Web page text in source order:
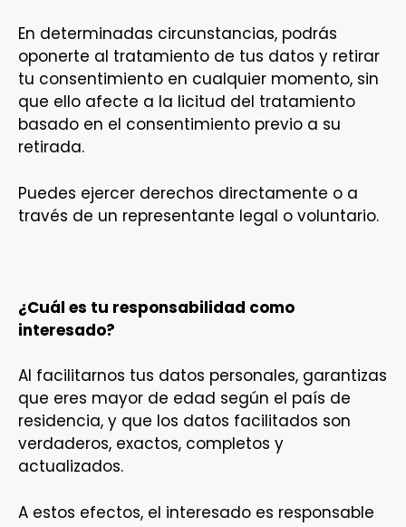
En determinadas circunstancias, podrás
oponerte al tratamiento de tus datos y retirar
tu consentimiento en cualquier momento, sin
que ello afecte a la licitud del tratamiento
basado en el consentimiento previo a su
retirada.
Puedes ejercer derechos directamente o a
través de un representante legal o voluntario.
¿Cuál es tu responsabilidad como
interesado?
Al facilitarnos tus datos personales, garantizas
que eres mayor de edad según el país de
residencia, y que los datos facilitados son
verdaderos, exactos, completos y
actualizados.
A estos efectos, el interesado es responsable